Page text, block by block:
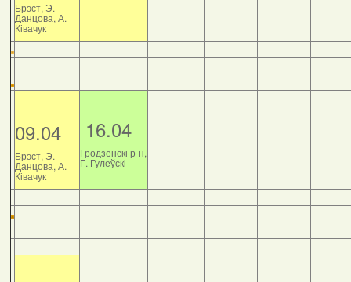
Брэст, Э.
Данцова, А.
Ківачук
09.04
Брэст, Э.
Данцова, А.
Ківачук
16.04
Гродзенскі р-н,
Г. Гулеўскі